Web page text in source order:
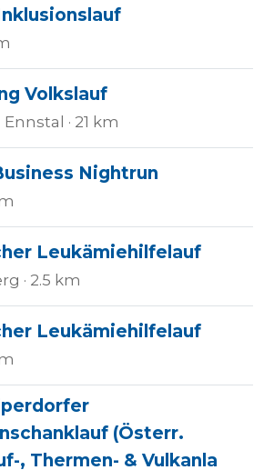
Volkslauf
· 21 km
Nightrun
Leukämiehilfelauf
· 2.5 km
Leukämiehilfelauf
(Österr.
, Thermen- & Vulkanla